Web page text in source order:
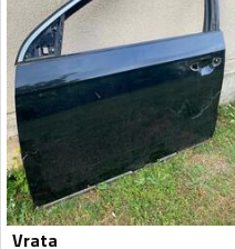
Vrata